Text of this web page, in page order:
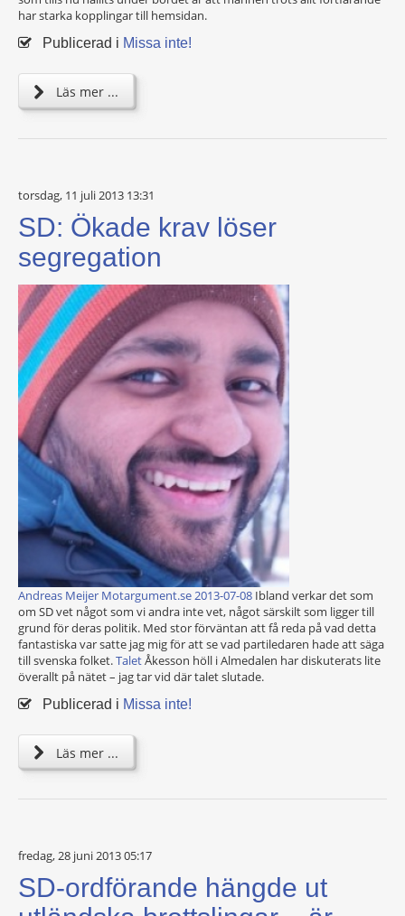
har starka kopplingar till hemsidan.
Publicerad i Missa inte!
Läs mer ...
torsdag, 11 juli 2013 13:31
SD: Ökade krav löser
segregation
Andreas Meijer Motargument.se 2013-07-08 Ibland verkar det som
om SD vet något som vi andra inte vet, något särskilt som ligger till
grund för deras politik. Med stor förväntan att få reda på vad detta
fantastiska var satte jag mig för att se vad partiledaren hade att säga
till svenska folket.TaletÅkesson höll i Almedalen har diskuterats lite
överallt på nätet – jag tar vid där talet slutade.
Publicerad i Missa inte!
Läs mer ...
fredag, 28 juni 2013 05:17
SD-ordförande hängde ut